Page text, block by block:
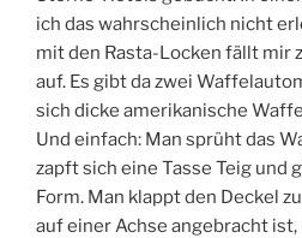
ich das wahrscheinlich nicht
mit den Rasta-Locken fällt mir
auf. Es gibt da zwei
sich dicke amerikanische
Und einfach: Man sprüht das
zapft sich eine Tasse Teig und
Form. Man klappt den Deckel
auf einer Achse angebracht ist,